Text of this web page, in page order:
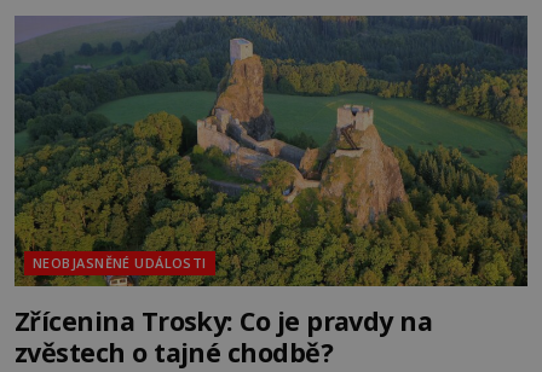
následovat. Vstupujeme na pláž Dumas ve městě
Surat. Gu
NEOBJASNĚNÉ UDÁLOSTI
Zřícenina Trosky: Co je pravdy na
zvěstech o tajné chodbě?